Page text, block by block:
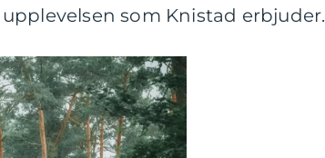
som Knistad erbjuder.